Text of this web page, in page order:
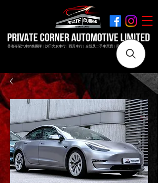
香港專業汽車銷售團隊 | 沙田火炭車行 | 西貢車行 | 全新及二手車買賣 | 最短時間極速成交